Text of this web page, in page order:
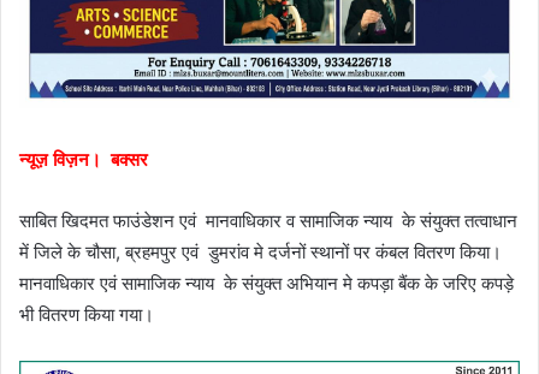
न्यूज़ विज़न। बक्सर
साबित खिदमत फाउंडेशन एवं मानवाधिकार व सामाजिक न्याय के संयुक्त तत्वाधान
में जिले के चौसा, ब्रहमपुर एवं डुमरांव मे दर्जनों स्थानों पर कंबल वितरण किया।
मानवाधिकार एवं सामाजिक न्याय के संयुक्त अभियान मे कपड़ा बैंक के जरिए कपड़े
भी वितरण किया गया।